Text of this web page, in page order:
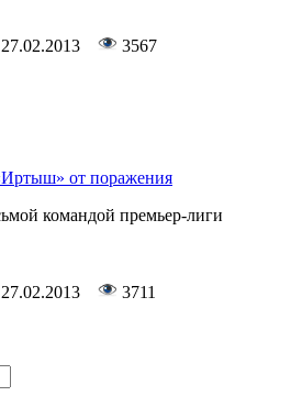
27.02.2013 3567
от поражения
командой премьер-лиги
27.02.2013 3711